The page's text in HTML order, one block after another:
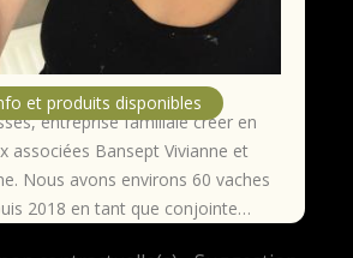
entreprise familiale créer en
associées Bansept Vivianne et
Nous avons environs 60 vaches
2018 en tant que conjointe…